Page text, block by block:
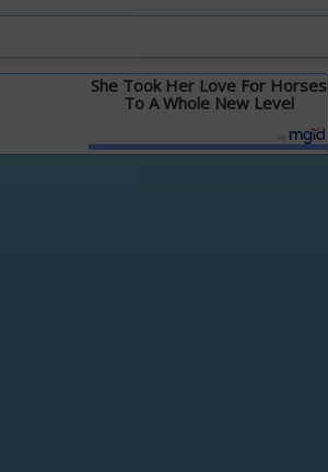
She Took Her Love For Horses
To A Whole New Level
Детальніше